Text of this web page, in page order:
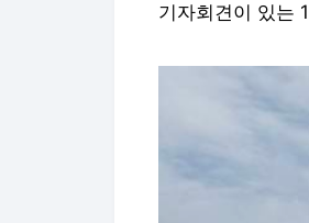
기자회견이 있는